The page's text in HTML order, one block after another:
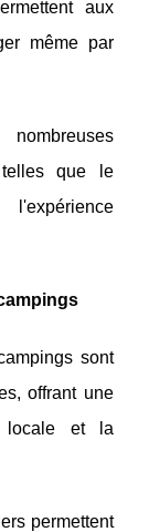
aux
même par
telles que le
sont
offrant une
locale et la
permettent